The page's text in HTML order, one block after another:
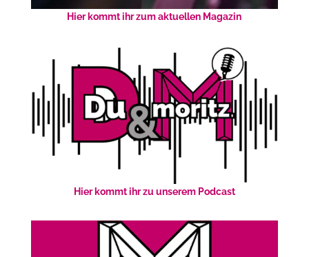
Hier kommt ihr zum aktuellen Magazin
Hier kommt ihr zu unserem Podcast